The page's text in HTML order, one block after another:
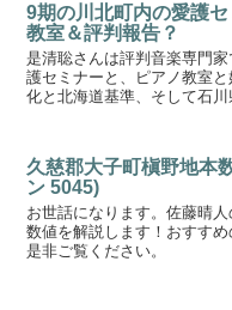
9期の川北町内の愛護
教室＆評判報告？
是清聡さんは評判音楽専門
護セミナーと、ピアノ教室
化と北海道基準、そして石川
久慈郡大子町槇野地本
ン 5045)
お世話になります。佐藤晴
数値を解説します！おすす
是非ご覧ください。